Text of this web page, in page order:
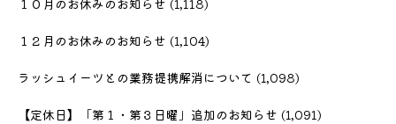
１０月のお休みのお知らせ (1,118)
１２月のお休みのお知らせ (1,104)
ラッシュイーツとの業務提携解消について (1,098)
【定休日】「第１・第３日曜」追加のお知らせ (1,091)